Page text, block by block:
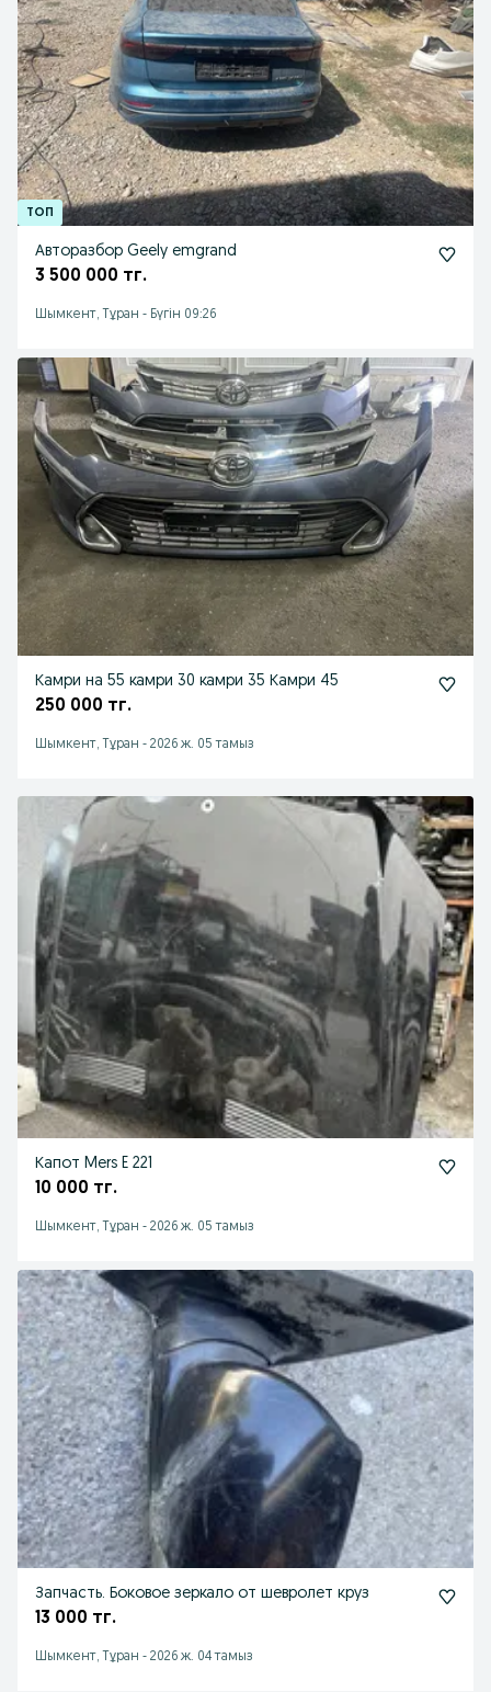
Авторазбор Geely emgrand
3 500 000 тг.
Шымкент, Тұран - Бүгін 09:26
Камри на 55 камри 30 камри 35 Камри 45
250 000 тг.
Шымкент, Тұран - 2026 ж. 05 тамыз
Капот Mers E 221
10 000 тг.
Шымкент, Тұран - 2026 ж. 05 тамыз
Запчасть. Боковое зеркало от шевролет круз
13 000 тг.
Шымкент, Тұран - 2026 ж. 04 тамыз